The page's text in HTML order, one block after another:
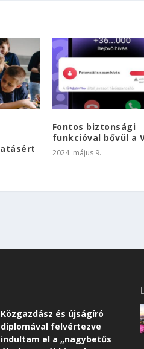
Fontos biztonsági
funkcióval bővül a
2024. május 9.
Közgazdász és újságíró
diplomával felvértezve
indultam el a „nagybetűs